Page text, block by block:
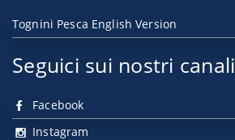
Tognini Pesca English Version
Seguici sui nostri canali
Facebook
Instagram